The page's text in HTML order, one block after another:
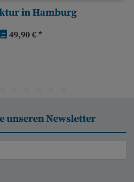
in Hamburg
49,90 € *
unseren Newsletter